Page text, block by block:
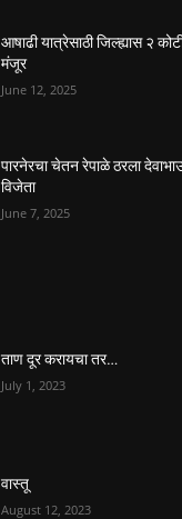
आषाढी यात्रेसाठी जिल्ह्यास २
मंजूर
June 12, 2025
पारनेरचा चेतन रेपाळे ठरला
विजेता
June 7, 2025
ताण दूर करायचा तर…
July 1, 2023
वास्तू
August 12, 2023